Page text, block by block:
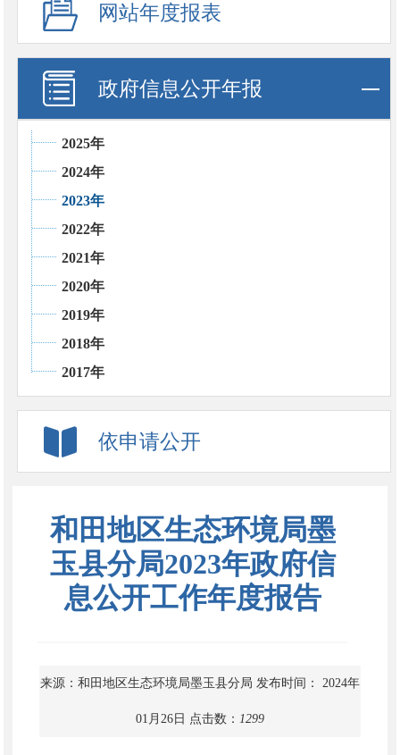
网站年度报表
政府信息公开年报
2025年
2024年
2023年
2022年
2021年
2020年
2019年
2018年
2017年
依申请公开
和田地区生态环境局墨
玉县分局2023年政府信
息公开工作年度报告
来源：和田地区生态环境局墨玉县分局 发布时间： 2024年
01月26日 点击数： 1299